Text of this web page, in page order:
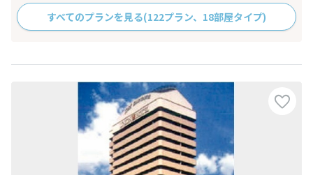
すべてのプランを見る(122プラン、18部屋タイプ)